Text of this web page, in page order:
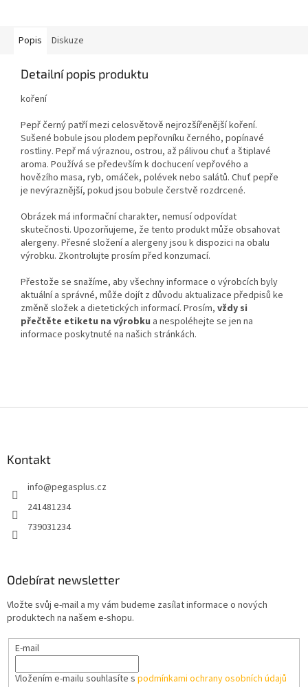
Popis Diskuze
Detailní popis produktu
koření
Pepř černý patří mezi celosvětově nejrozšířenější koření.
Sušené bobule jsou plodem pepřovníku černého, popínavé
rostliny. Pepř má výraznou, ostrou, až pálivou chuť a štiplavé
aroma. Používá se především k dochucení vepřového a
hovězího masa, ryb, omáček, polévek nebo salátů. Chuť pepře
je nevýraznější, pokud jsou bobule čerstvě rozdrcené.
Obrázek má informační charakter, nemusí odpovídat
skutečnosti. Upozorňujeme, že tento produkt může obsahovat
alergeny. Přesné složení a alergeny jsou k dispozici na obalu
výrobku. Zkontrolujte prosím před konzumací.
Přestože se snažíme, aby všechny informace o výrobcích byly
aktuální a správné, může dojít z důvodu aktualizace předpisů ke
změně složek a dietetických informací. Prosím, vždy si
přečtěte etiketu na výrobku a nespoléhejte se jen na
informace poskytnuté na našich stránkách.
Kontakt
info@pegasplus.cz
241481234
739031234
Odebírat newsletter
Vložte svůj e-mail a my vám budeme zasílat informace o nových
produktech na našem e-shopu.
E-mail
Vložením e-mailu souhlasíte s podmínkami ochrany osobních údajů